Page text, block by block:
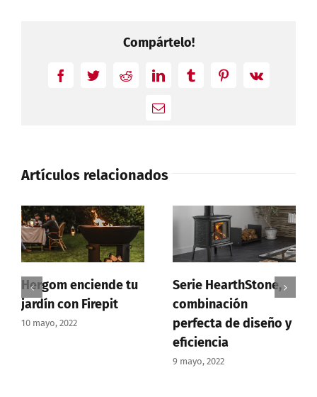
Compártelo!
FacebookTwitterRedditLinkedInTumblrPinterest
Vk
Correo
Artículos relacionados
Hergom enciende tu
jardín con Firepit
10 mayo, 2022
Serie HearthStone,
combinación
perfecta de diseño y
eficiencia
9 mayo, 2022